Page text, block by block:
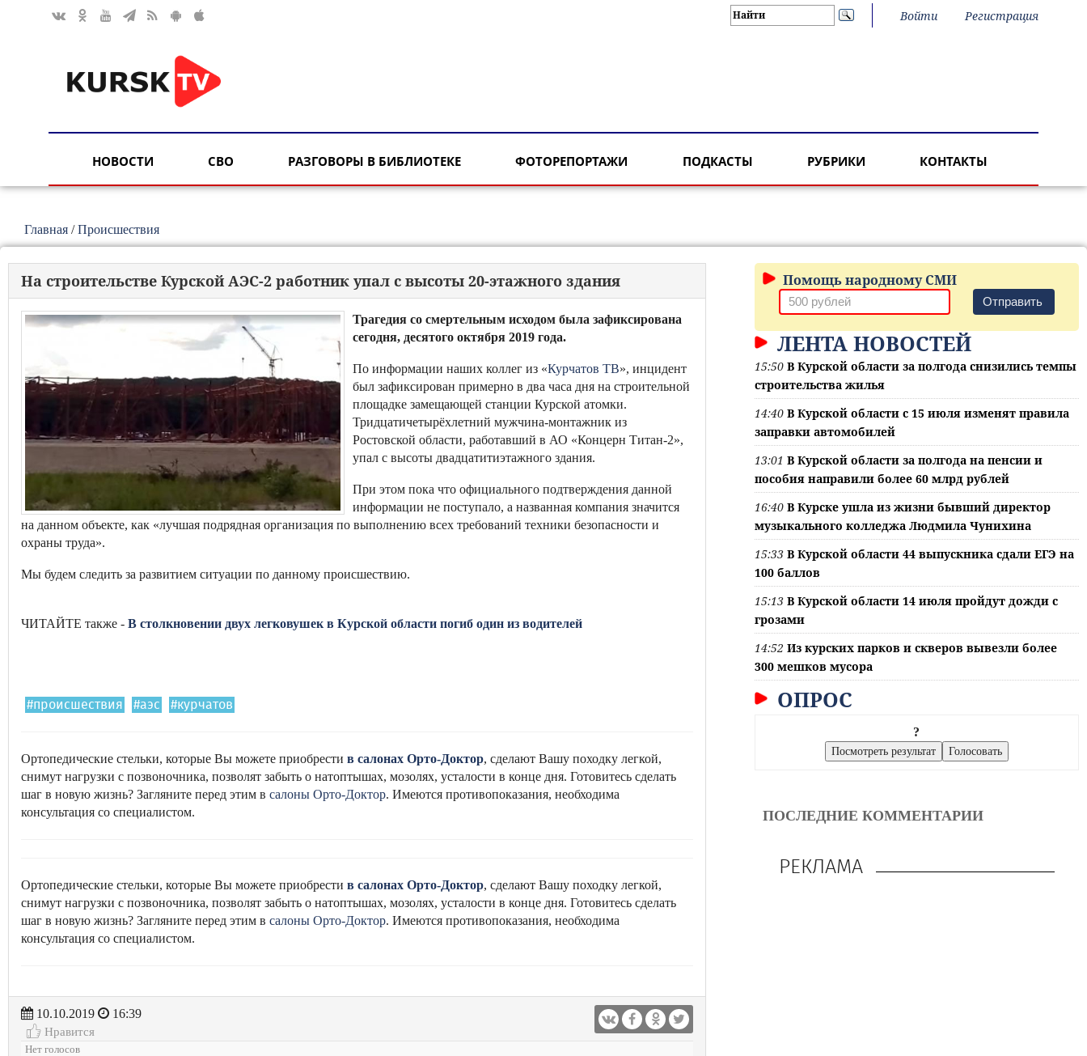
Войти Регистрация
НОВОСТИ СВО РАЗГОВОРЫ В БИБЛИОТЕКЕ ФОТОРЕПОРТАЖИ ПОДКАСТЫ РУБРИКИ КОНТАКТЫ
Главная /Происшествия
На строительстве Курской АЭС-2 работник упал с высоты 20-этажного здания
Трагедия со смертельным исходом была зафиксирована
сегодня, десятого октября 2019 года.
По информации наших коллег из «Курчатов ТВ», инцидент
был зафиксирован примерно в два часа дня на строительной
площадке замещающей станции Курской атомки.
Тридцатичетырёхлетний мужчина-монтажник из
Ростовской области, работавший в АО «Концерн Титан-2»,
упал с высоты двадцатитиэтажного здания.
При этом пока что официального подтверждения данной
информации не поступало, а названная компания значится
на данном объекте, как «лучшая подрядная организация по выполнению всех требований техники безопасности и
охраны труда».
Мы будем следить за развитием ситуации по данному происшествию.
ЧИТАЙТЕ также - В столкновении двух легковушек в Курской области погиб один из водителей
#происшествия #аэс #курчатов
Ортопедические стельки, которые Вы можете приобрести в салонах Орто-Доктор, сделают Вашу походку легкой,
снимут нагрузки с позвоночника, позволят забыть о натоптышах, мозолях, усталости в конце дня. Готовитесь сделать
шаг в новую жизнь? Загляните перед этим в салоны Орто-Доктор. Имеются противопоказания, необходима
консультация со специалистом.
Ортопедические стельки, которые Вы можете приобрести в салонах Орто-Доктор, сделают Вашу походку легкой,
снимут нагрузки с позвоночника, позволят забыть о натоптышах, мозолях, усталости в конце дня. Готовитесь сделать
шаг в новую жизнь? Загляните перед этим в салоны Орто-Доктор. Имеются противопоказания, необходима
консультация со специалистом.
10.10.2019
16:39
Нравится
Нет голосов
Помощь народному СМИ
Отправить
ЛЕНТА НОВОСТЕЙ
15:50 В Курской области за полгода снизились темпы
строительства жилья
14:40 В Курской области с 15 июля изменят правила
заправки автомобилей
13:01 В Курской области за полгода на пенсии и
пособия направили более 60 млрд рублей
16:40 В Курске ушла из жизни бывший директор
музыкального колледжа Людмила Чунихина
15:33 В Курской области 44 выпускника сдали ЕГЭ на
100 баллов
15:13 В Курской области 14 июля пройдут дожди с
грозами
14:52 Из курских парков и скверов вывезли более
300 мешков мусора
ОПРОС
?
ПОСЛЕДНИЕ КОММЕНТАРИИ
РЕКЛАМА